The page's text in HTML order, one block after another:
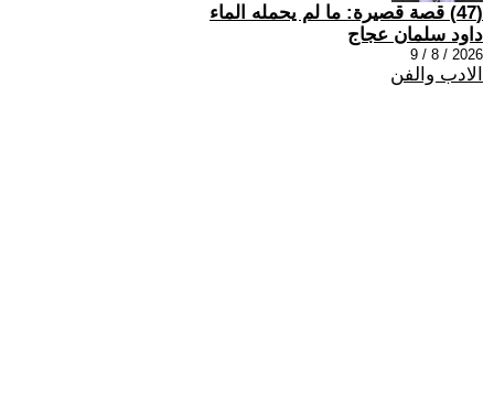
(47) قصة قصيرة: ما لم يحمله الماء
داود سلمان عجاج
2026 / 8 / 9
الادب والفن